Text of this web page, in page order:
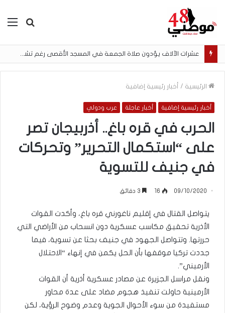
بحث
الرئيسية / أخبار رئيسية إضافية
أخبار رئيسية إضافية أخبار عاجلة عرب ودولي
الحرب في قره باغ.. أذربيجان تصر
على “استكمال التحرير” وتحركات
في جنيف للتسوية
09/10/2020
16
يتواصل القتال في إقليم ناغورني قره باغ، وأكدت القوات
الأذرية تحقيق مكاسب عسكرية دون انسحاب من الأراضي التي
حررتها. وتتواصل الجهود في جنيف بحثا عن تسوية، فيما
جددت تركيا موقفها بأن الحل يكمن في إنهاء “الاحتلال
الأرميني”.
ونقل مراسل الجزيرة عن مصادر عسكرية أذرية أن القوات
الأرمينية حاولت تنفيذ هجوم مضاد على عدة محاور
مستفيدة من سوء الأحوال الجوية وعدم وضوح الرؤية، لكن